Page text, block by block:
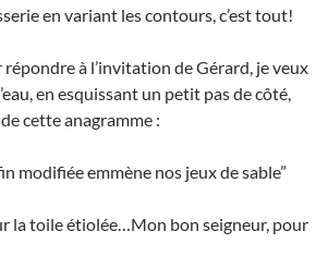
en variant les contours, c’est tout!
à l’invitation de Gérard, je veux
en esquissant un petit pas de côté,
cette anagramme :
modifiée emmène nos jeux de sable”
la toile étiolée…Mon bon seigneur, pour